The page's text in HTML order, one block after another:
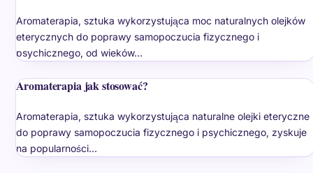
Aromaterapia, sztuka wykorzystująca moc naturalnych olejków
eterycznych do poprawy samopoczucia fizycznego i
psychicznego, od wieków…
Aromaterapia jak stosować?
Aromaterapia, sztuka wykorzystująca naturalne olejki eteryczne
do poprawy samopoczucia fizycznego i psychicznego, zyskuje
na popularności…